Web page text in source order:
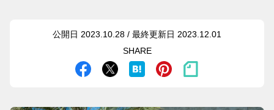
公開日 2023.10.28 / 最終更新日 2023.12.01
SHARE